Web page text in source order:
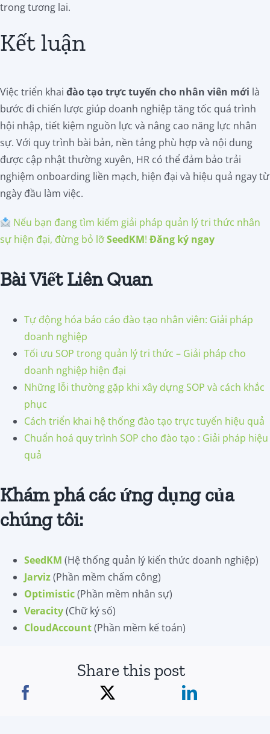
trong tương lai.
Kết luận
Việc triển khai đào tạo trực tuyến cho nhân viên mới là
bước đi chiến lược giúp doanh nghiệp tăng tốc quá trình
hội nhập, tiết kiệm nguồn lực và nâng cao năng lực nhân
sự. Với quy trình bài bản, nền tảng phù hợp và nội dung
được cập nhật thường xuyên, HR có thể đảm bảo trải
nghiệm onboarding liền mạch, hiện đại và hiệu quả ngay từ
ngày đầu làm việc.
Nếu bạn đang tìm kiếm giải pháp quản lý tri thức nhân
sự hiện đại, đừng bỏ lỡSeedKM! Đăng ký ngay
Bài Viết Liên Quan
Tự động hóa báo cáo đào tạo nhân viên: Giải pháp
doanh nghiệp
Tối ưu SOP trong quản lý tri thức – Giải pháp cho
doanh nghiệp hiện đại
Những lỗi thường gặp khi xây dựng SOP và cách khắc
phục
Cách triển khai hệ thống đào tạo trực tuyến hiệu quả
Chuẩn hoá quy trình SOP cho đào tạo : Giải pháp hiệu
quả
Khám phá các ứng dụng của
chúng tôi:
SeedKM (Hệ thống quản lý kiến thức doanh nghiệp)
Jarviz(Phần mềm chấm công)
Optimistic(Phần mềm nhân sự)
Veracity(Chữ ký số)
CloudAccount(Phần mềm kế toán)
Share this post